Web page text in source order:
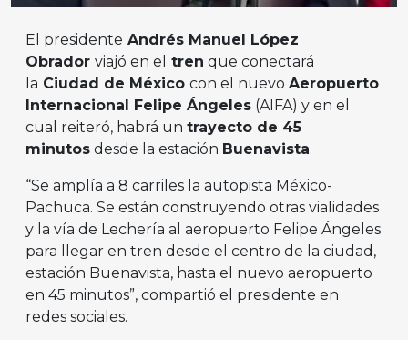
El presidente Andrés Manuel López
Obrador viajó en el tren que conectará
la Ciudad de México con el nuevo Aeropuerto
Internacional Felipe Ángeles (AIFA) y en el
cual reiteró, habrá un trayecto de 45
minutos desde la estación Buenavista.
“Se amplía a 8 carriles la autopista México-
Pachuca. Se están construyendo otras vialidades
y la vía de Lechería al aeropuerto Felipe Ángeles
para llegar en tren desde el centro de la ciudad,
estación Buenavista, hasta el nuevo aeropuerto
en 45 minutos”, compartió el presidente en
redes sociales.